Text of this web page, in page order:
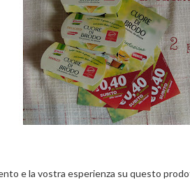
e la vostra esperienza su questo